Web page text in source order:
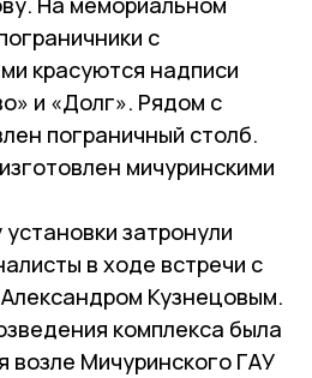
с
красуются надписи
и «Долг». Рядом с
пограничный столб.
мичуринскими
затронули
в ходе встречи с
Кузнецовым.
комплекса была
возле Мичуринского ГАУ